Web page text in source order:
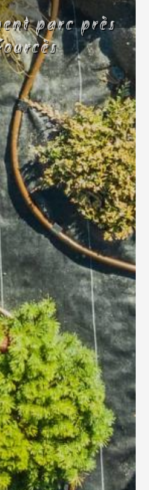
parc près